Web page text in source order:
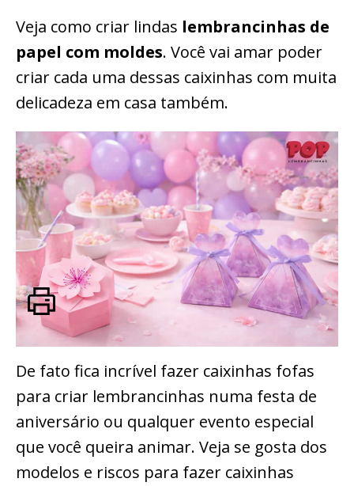
Veja como criar lindas lembrancinhas de
papel com moldes. Você vai amar poder
criar cada uma dessas caixinhas com muita
delicadeza em casa também.
De fato fica incrível fazer caixinhas fofas
para criar lembrancinhas numa festa de
aniversário ou qualquer evento especial
que você queira animar. Veja se gosta dos
modelos e riscos para fazer caixinhas